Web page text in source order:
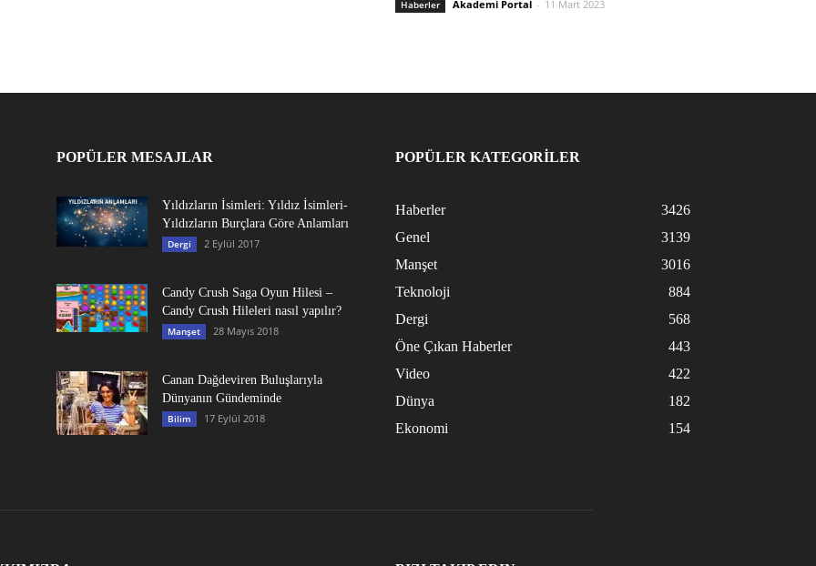
Haberler Akademi Portal - 11 Mart 2023
POPÜLER MESAJLAR
Yıldızların İsimleri: Yıldız İsimleri-
Yıldızların Burçlara Göre Anlamları
Dergi 2 Eylül 2017
Candy Crush Saga Oyun Hilesi –
Candy Crush Hileleri nasıl yapılır?
Manşet 28 Mayıs 2018
Canan Dağdeviren Buluşlarıyla
Dünyanın Gündeminde
Bilim 17 Eylül 2018
POPÜLER KATEGORİLER
Haberler
3426
Genel
3139
Manşet
3016
Teknoloji
884
Dergi
568
Öne Çıkan Haberler
443
Video
422
Dünya
182
Ekonomi
154